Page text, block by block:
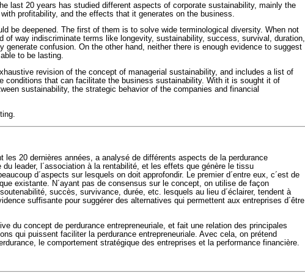
last 20 years has studied different aspects of corporate sustainability, mainly the
profitability, and the effects that it generates on the business.
be deepened. The first of them is to solve wide terminological diversity. When not
of way indiscriminate terms like longevity, sustainability, success, survival, duration,
generate confusion. On the other hand, neither there is enough evidence to suggest
to be lasting.
revision of the concept of managerial sustainability, and includes a list of
conditions that can facilitate the business sustainability. With it is sought it of
sustainability, the strategic behavior of the companies and financial
les 20 dernières années, a analysé de différents aspects de la perdurance
leader, l´association à la rentabilité, et les effets que génère le tissu
d´aspects sur lesquels on doit approfondir. Le premier d´entre eux, c´est de
existante. N´ayant pas de consensus sur le concept, on utilise de façon
succès, survivance, durée, etc. lesquels au lieu d´éclairer, tendent à
suffisante pour suggérer des alternatives qui permettent aux entreprises d´être
du concept de perdurance entrepreneuriale, et fait une relation des principales
qui puissent faciliter la perdurance entrepreneuriale. Avec cela, on prétend
le comportement stratégique des entreprises et la performance financière.